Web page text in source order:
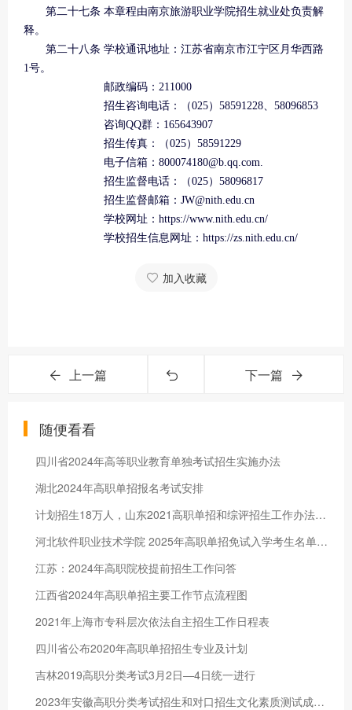
第二十七条 本章程由南京旅游职业学院招生就业处负责解
释。
第二十八条 学校通讯地址：江苏省南京市江宁区月华西路
1号。
邮政编码：211000
招生咨询电话：（025）58591228、58096853
咨询QQ群：165643907
招生传真：（025）58591229
电子信箱：800074180@b.qq.com.
招生监督电话：（025）58096817
招生监督邮箱：JW@nith.edu.cn
学校网址：https://www.nith.edu.cn/
学校招生信息网址：https://zs.nith.edu.cn/
加入收藏
上一篇 下一篇
随便看看
四川省2024年高等职业教育单独考试招生实施办法
湖北2024年高职单招报名考试安排
计划招生18万人，山东2021高职单招和综评招生工作办法发布
河北软件职业技术学院 2025年高职单招免试入学考生名单公示
江苏：2024年高职院校提前招生工作问答
江西省2024年高职单招主要工作节点流程图
2021年上海市专科层次依法自主招生工作日程表
四川省公布2020年高职单招招生专业及计划
吉林2019高职分类考试3月2日—4日统一进行
2023年安徽高职分类考试招生和对口招生文化素质测试成绩公布